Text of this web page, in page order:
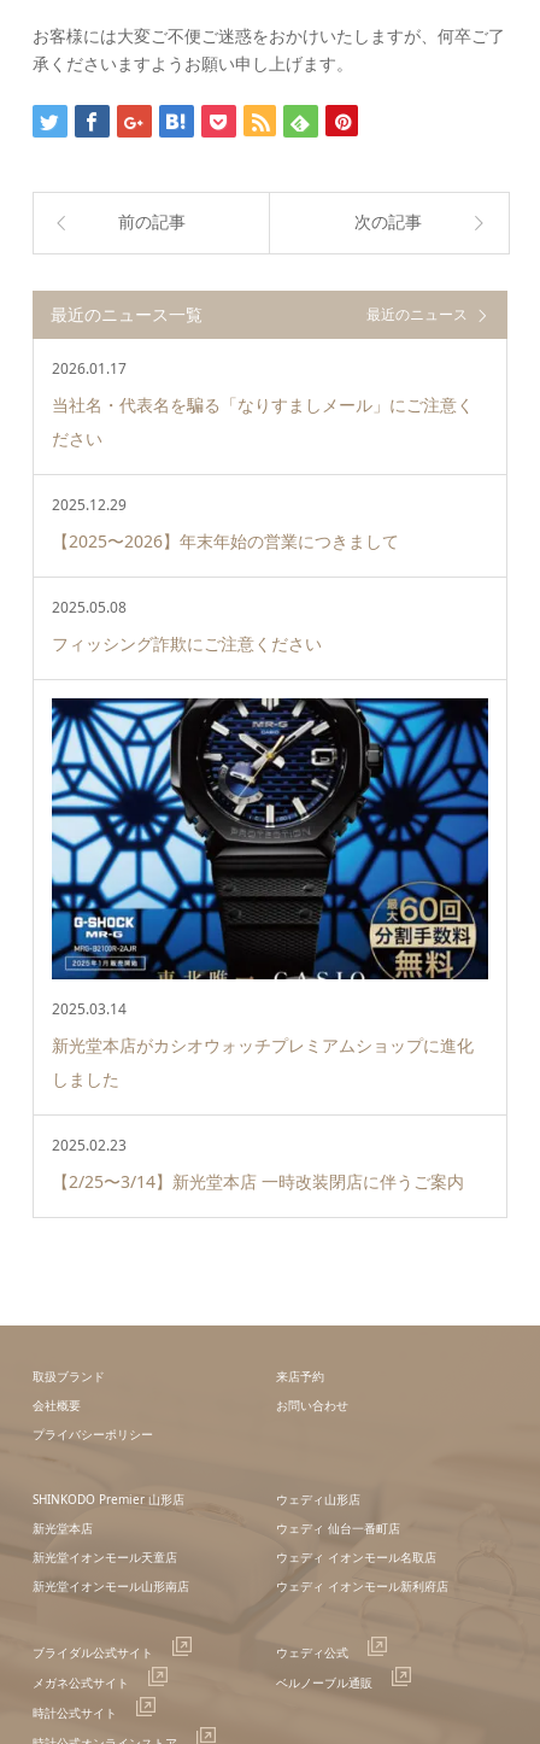
お客様には大変ご不便ご迷惑をおかけいたしますが、何卒ご了
承くださいますようお願い申し上げます。
前の記事 次の記事
最近のニュース一覧 最近のニュース
2026.01.17
当社名・代表名を騙る「なりすましメール」にご注意く
ださい
2025.12.29
【2025〜2026】年末年始の営業につきまして
2025.05.08
フィッシング詐欺にご注意ください
2025.03.14
新光堂本店がカシオウォッチプレミアムショップに進化
しました
2025.02.23
【2/25〜3/14】新光堂本店 一時改装閉店に伴うご案内
取扱ブランド
会社概要
プライバシーポリシー
来店予約
お問い合わせ
SHINKODO Premier 山形店
新光堂本店
新光堂イオンモール天童店
新光堂イオンモール山形南店
ウェディ山形店
ウェディ 仙台一番町店
ウェディ イオンモール名取店
ウェディ イオンモール新利府店
ブライダル公式サイト
メガネ公式サイト
時計公式サイト
ウェディ公式
ベルノーブル通販